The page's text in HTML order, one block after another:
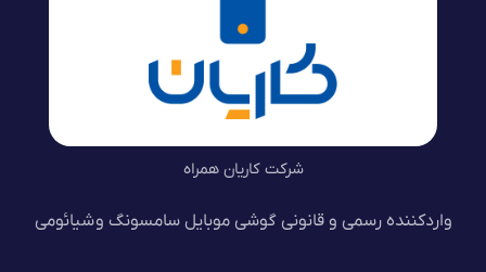
شرکت کاریان همراه
واردکننده رسمی و قانونی گوشی موبایل سامسونگ و شیائومی